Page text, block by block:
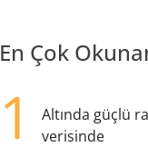
En Çok
1
Altında güçlü
verisinde